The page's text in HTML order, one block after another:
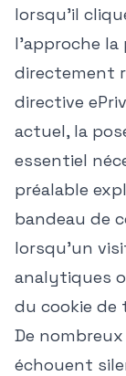
lorsqu'il
l'approche la
directement
directive
actuel, la
essentiel
préalable
bandeau de
lorsqu'un
analytiques
du cookie de
De
échouent